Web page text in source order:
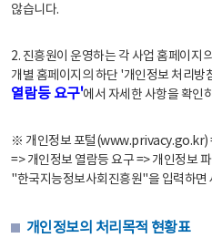
않습니다.
2. 진흥원이 운영하는 각 사업 홈페이지
개별 홈페이지의 하단 '개인정보 처리방
열람등 요구'에서 자세한 사항을 확인
※ 개인정보 포털(www.privacy.go.kr)
=> 개인정보 열람등 요구 => 개인정보
"한국지능정보사회진흥원"을 입력하면
개인정보의 처리목적 현황표